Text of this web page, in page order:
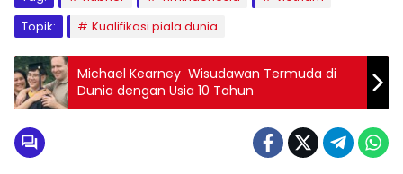
Topik:
Kualifikasi piala dunia
Michael Kearney Wisudawan Termuda di
Dunia dengan Usia 10 Tahun